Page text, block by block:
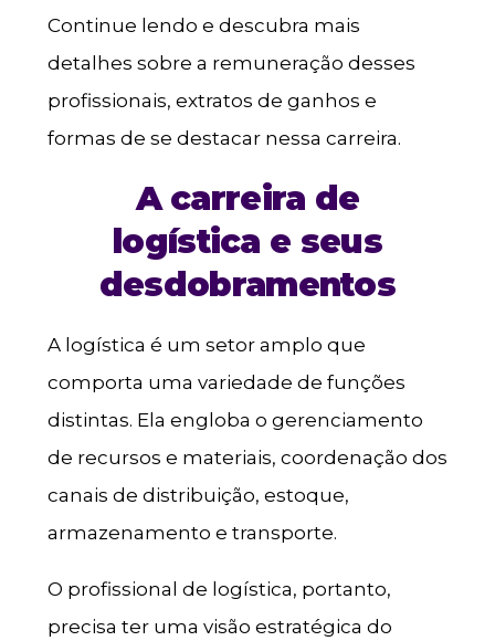
Continue lendo e descubra mais
detalhes sobre a remuneração desses
profissionais, extratos de ganhos e
formas de se destacar nessa carreira.
A carreira de
logística e seus
desdobramentos
A logística é um setor amplo que
comporta uma variedade de funções
distintas. Ela engloba o gerenciamento
de recursos e materiais, coordenação dos
canais de distribuição, estoque,
armazenamento e transporte.
O profissional de logística, portanto,
precisa ter uma visão estratégica do